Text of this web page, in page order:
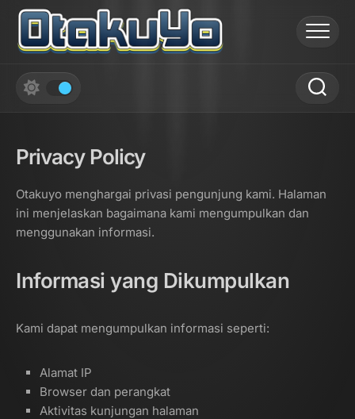
Skip
content
Privacy Policy
Otakuyo menghargai privasi pengunjung kami. Halaman
ini menjelaskan bagaimana kami mengumpulkan dan
menggunakan informasi.
Informasi yang Dikumpulkan
Kami dapat mengumpulkan informasi seperti:
Alamat IP
Browser dan perangkat
Aktivitas kunjungan halaman